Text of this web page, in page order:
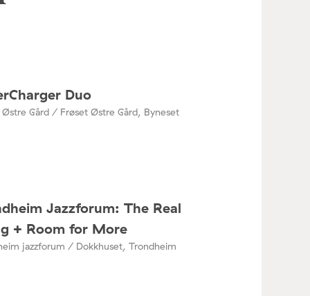
Duo
Østre Gård / Frøset Østre Gård, Byneset
Jazzforum: The Real
+ Room for More
jazzforum / Dokkhuset, Trondheim